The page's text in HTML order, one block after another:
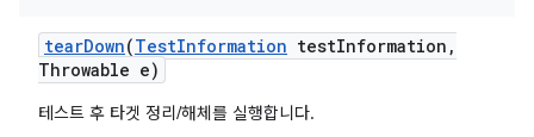
tearDown(TestInformation testInformation ,
Throwable e)
테스트 후 타겟 정리/해체를 실행합니다.